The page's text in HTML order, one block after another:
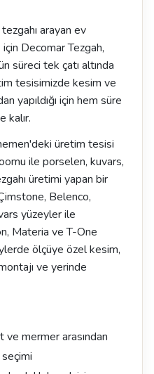
arayan ev
Decomar Tezgah,
süreci tek çatı altında
tesisimizde kesim ve
yapıldığı için hem süre
kalır.
üretim tesisi
ile porselen, kuvars,
üretimi yapan bir
Belenco,
yüzeyler ile
Materia ve T-One
ölçüye özel kesim,
ve yerinde
mermer arasından